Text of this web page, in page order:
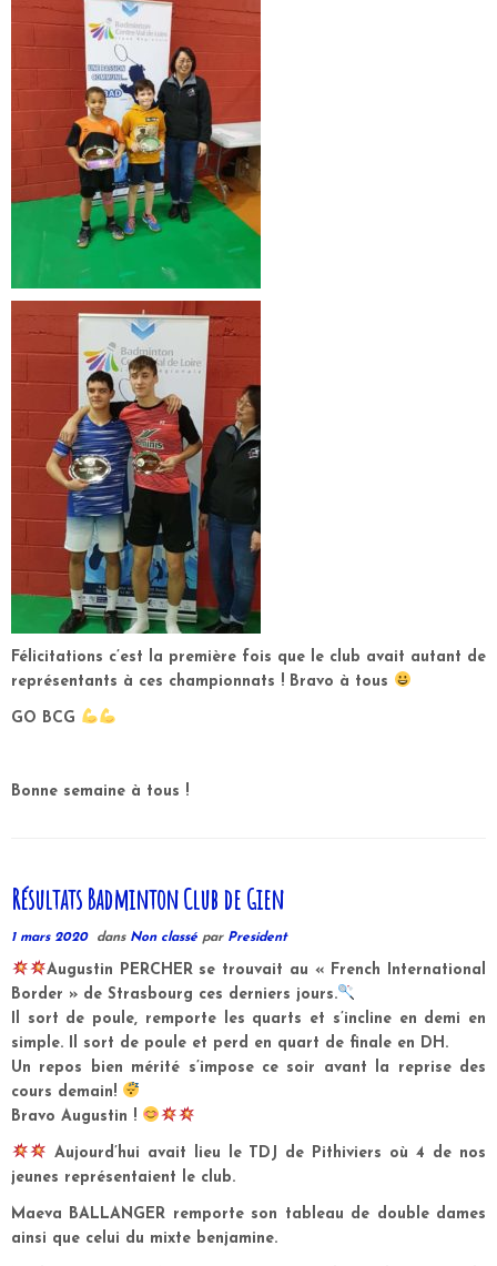
Félicitations c’est la première fois que le club avait autant de
représentants à ces championnats ! Bravo à tous
GO BCG
Bonne semaine à tous !
Résultats Badminton Club de Gien
1 mars 2020dans Non classé par President
Augustin PERCHER se trouvait au « French International
Border » de Strasbourg ces derniers jours.
Il sort de poule, remporte les quarts et s’incline en demi en
simple. Il sort de poule et perd en quart de finale en DH.
Un repos bien mérité s’impose ce soir avant la reprise des
cours demain!
Bravo Augustin !
Aujourd’hui avait lieu le TDJ de Pithiviers où 4 de nos
jeunes représentaient le club.
Maeva BALLANGER remporte son tableau de double dames
ainsi que celui du mixte benjamine.